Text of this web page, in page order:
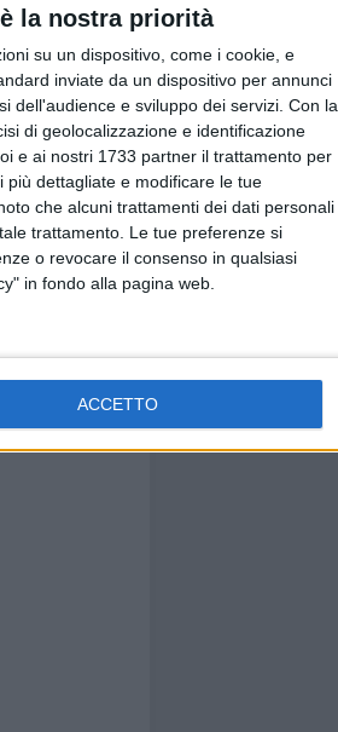
la nostra priorità
su un dispositivo, come i cookie, e
inviate da un dispositivo per annunci
dell'audience e sviluppo dei servizi. Con la
di geolocalizzazione e identificazione
e ai nostri 1733 partner il trattamento per
dettagliate e modificare le tue
che alcuni trattamenti dei dati personali
trattamento. Le tue preferenze si
o revocare il consenso in qualsiasi
in fondo alla pagina web.
ACCETTO
Cremona